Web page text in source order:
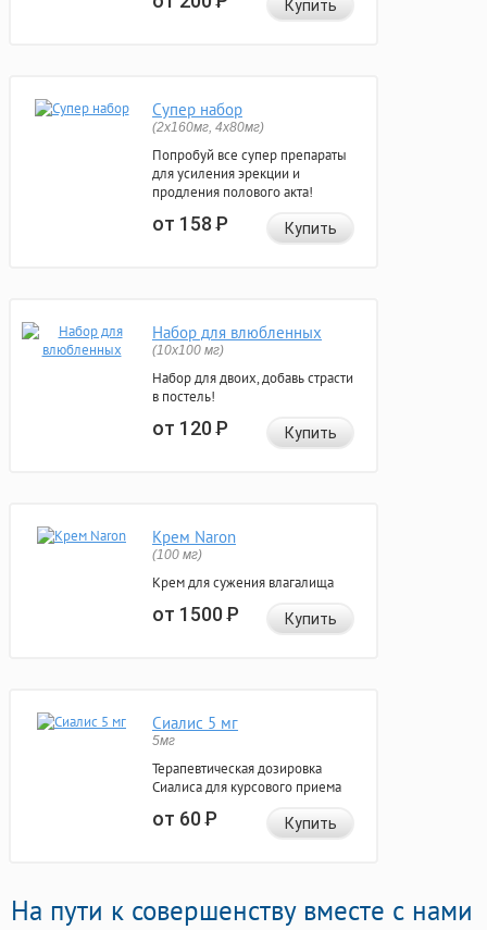
Купить
Супер набор
(2х160мг, 4х80мг)
Попробуй все супер препараты
для усиления эрекции и
продления полового акта!
от 158Р Купить
Набор для влюбленных
(10х100 мг)
Набор для двоих, добавь страсти
в постель!
от 120Р Купить
Крем Naron
(100 мг)
Крем для сужения влагалища
от 1500Р Купить
Сиалис 5 мг
5мг
Терапевтическая дозировка
Сиалиса для курсового приема
от 60Р Купить
На пути к совершенству вместе с нами